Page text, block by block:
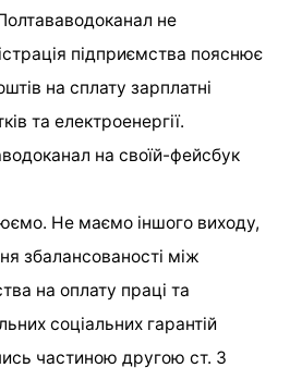
не
підприємства пояснює
на сплату зарплатні
та електроенергії.
на своїй-фейсбук
Не маємо іншого виходу,
збалансованості між
на оплату праці та
соціальних гарантій
частиною другою ст. 3